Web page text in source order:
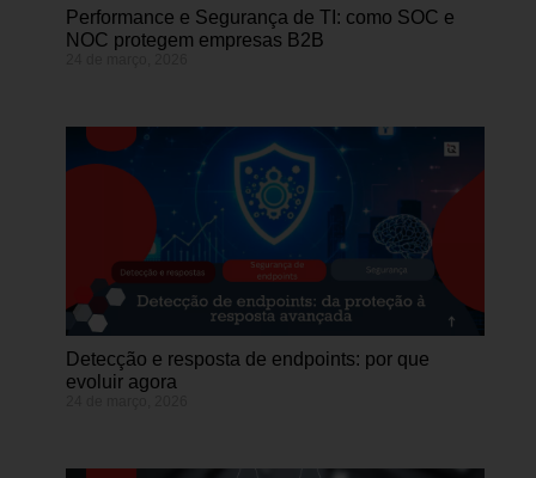
Performance e Segurança de TI: como SOC e
NOC protegem empresas B2B
Detecção e resposta de endpoints: por que
evoluir agora